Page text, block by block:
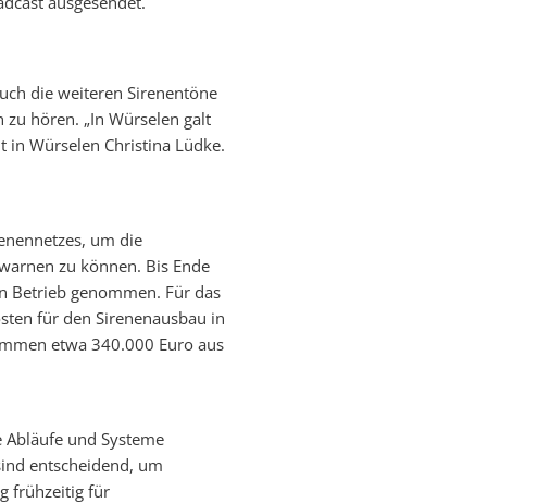
die weiteren Sirenentöne
hören. „In Würselen galt
in Würselen Christina Lüdke.
um die
zu können. Bis Ende
Betrieb genommen. Für das
für den Sirenenausbau in
etwa 340.000 Euro aus
und Systeme
entscheidend, um
frühzeitig für